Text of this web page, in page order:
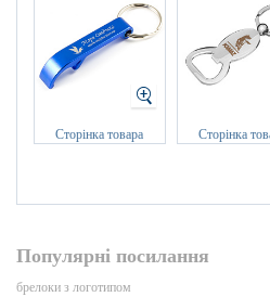
Сторінка товара Сторінка
Популярні посилання
брелоки з логотипом